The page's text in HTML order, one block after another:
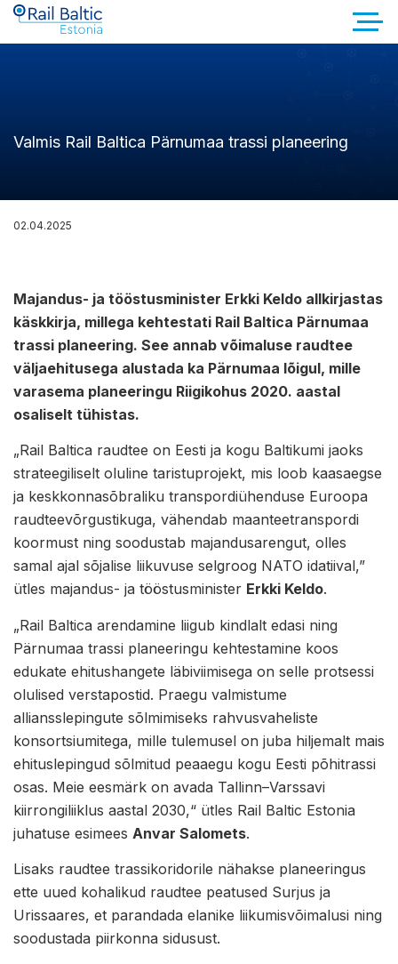
Valmis Rail Baltica Pärnumaa trassi planeering
02.04.2025
Majandus- ja tööstusminister Erkki Keldo allkirjastas
käskkirja, millega kehtestati Rail Baltica Pärnumaa
trassi planeering. See annab võimaluse raudtee
väljaehitusega alustada ka Pärnumaa lõigul, mille
varasema planeeringu Riigikohus 2020. aastal
osaliselt tühistas.
„Rail Baltica raudtee on Eesti ja kogu Baltikumi jaoks
strateegiliselt oluline taristuprojekt, mis loob kaasaegse
ja keskkonnasõbraliku transpordiühenduse Euroopa
raudteevõrgustikuga, vähendab maanteetranspordi
koormust ning soodustab majandusarengut, olles
samal ajal sõjalise liikuvuse selgroog NATO idatiival,”
ütles majandus- ja tööstusminister Erkki Keldo.
„Rail Baltica arendamine liigub kindlalt edasi ning
Pärnumaa trassi planeeringu kehtestamine koos
edukate ehitushangete läbiviimisega on selle protsessi
olulised verstapostid. Praegu valmistume
alliansslepingute sõlmimiseks rahvusvaheliste
konsortsiumitega, mille tulemusel on juba hiljemalt mais
ehituslepingud sõlmitud peaaegu kogu Eesti põhitrassi
osas. Meie eesmärk on avada Tallinn–Varssavi
kiirrongiliiklus aastal 2030,“ ütles Rail Baltic Estonia
juhatuse esimees Anvar Salomets.
Lisaks raudtee trassikoridorile nähakse planeeringus
ette uued kohalikud raudtee peatused Surjus ja
Urissaares, et parandada elanike liikumisvõimalusi ning
soodustada piirkonna sidusust.